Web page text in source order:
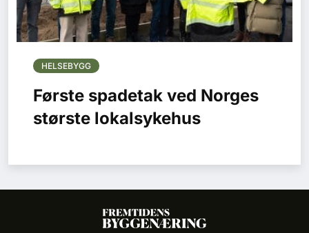
HELSEBYGG
Første spadetak ved Norges
største lokalsykehus